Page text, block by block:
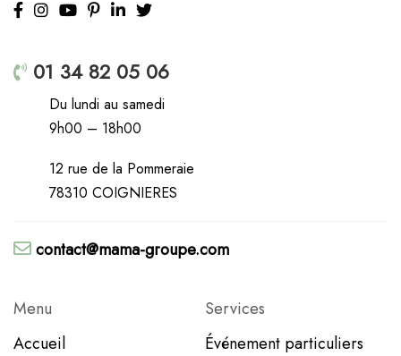
01 34 82 05 06
Du lundi au samedi
9h00 – 18h00
12 rue de la Pommeraie
78310 COIGNIERES
contact@mama-groupe.com
Menu
Accueil
Services
Événement particuliers